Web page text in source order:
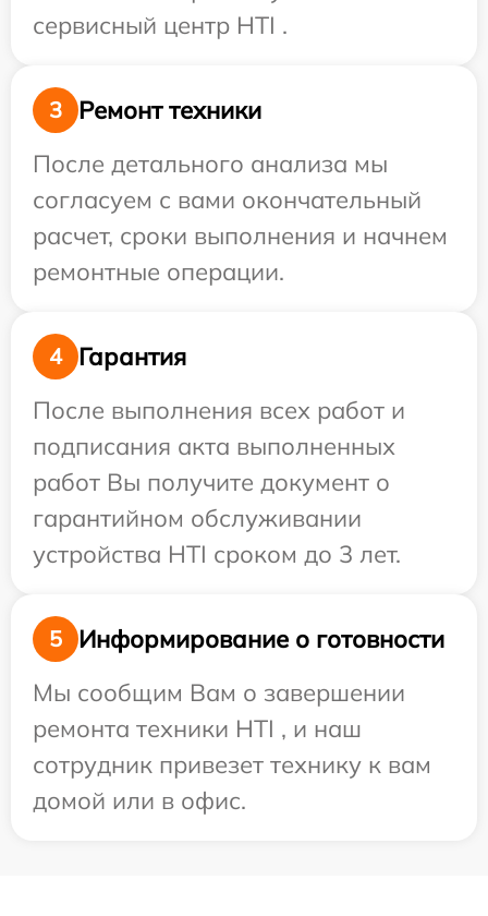
сервисный центр HTI .
3
Ремонт техники
После детального анализа мы
согласуем с вами окончательный
расчет, сроки выполнения и начнем
ремонтные операции.
4
Гарантия
После выполнения всех работ и
подписания акта выполненных
работ Вы получите документ о
гарантийном обслуживании
устройства HTI сроком до 3 лет.
5
Информирование о готовности
Мы сообщим Вам о завершении
ремонта техники HTI , и наш
сотрудник привезет технику к вам
домой или в офис.